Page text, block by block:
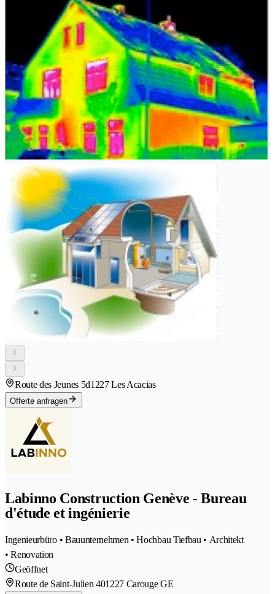
Route des Jeunes 5d1227 Les Acacias
Offerte anfragen
Labinno Construction Genève - Bureau
d'étude et ingénierie
Ingenieurbüro • Bauunternehmen • Hochbau Tiefbau • Architekt
• Renovation
Geöffnet
Route de Saint-Julien 401227 Carouge GE